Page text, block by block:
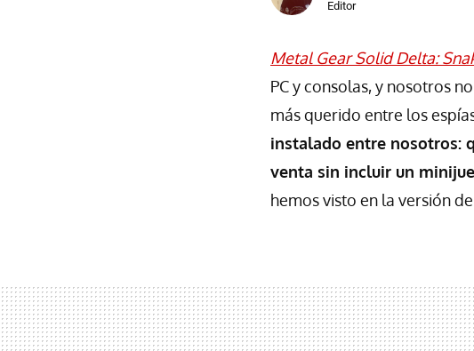
Editor
Metal Gear Solid Delta:
PC y consolas, y nosotros
más querido entre los
instalado entre nosotros:
venta sin incluir un
hemos visto en la versión